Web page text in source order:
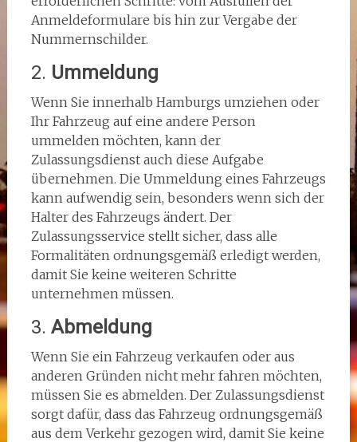
Anmeldeformulare bis hin zur Vergabe der
Nummernschilder.
2. Ummeldung
Wenn Sie innerhalb Hamburgs umziehen oder
Ihr Fahrzeug auf eine andere Person
ummelden möchten, kann der
Zulassungsdienst auch diese Aufgabe
übernehmen. Die Ummeldung eines Fahrzeugs
kann aufwendig sein, besonders wenn sich der
Halter des Fahrzeugs ändert. Der
Zulassungsservice stellt sicher, dass alle
Formalitäten ordnungsgemäß erledigt werden,
damit Sie keine weiteren Schritte
unternehmen müssen.
3. Abmeldung
Wenn Sie ein Fahrzeug verkaufen oder aus
anderen Gründen nicht mehr fahren möchten,
müssen Sie es abmelden. Der Zulassungsdienst
sorgt dafür, dass das Fahrzeug ordnungsgemäß
aus dem Verkehr gezogen wird, damit Sie keine